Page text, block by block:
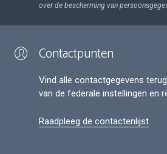
over de bescherming van
Contactpunten
Vind alle contactgegevens
van de federale instellingen en
Raadpleeg de contactenlijst